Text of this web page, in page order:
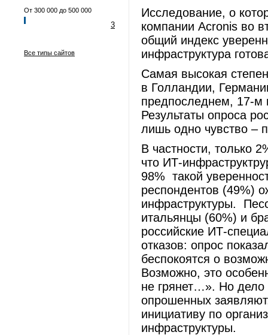
От 300 000 до 500 000
3
Все типы сайтов
Исследование, о
компании Acronis во
общий индекс
инфраструктура
Самая высокая
в Голландии,
предпоследнем, 17-м
Результаты опроса
лишь одно чувство –
В частности, только
что ИТ-
98% такой
респондентов (49%)
инфраструктуры.
итальянцы (60%) и
российские ИТ-
отказов: опрос
беспокоятся о
Возможно, это
не грянет…». Но дело
опрошенных
инициативу по
инфраструктуры.